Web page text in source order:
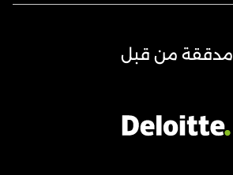
مدققة من قبل